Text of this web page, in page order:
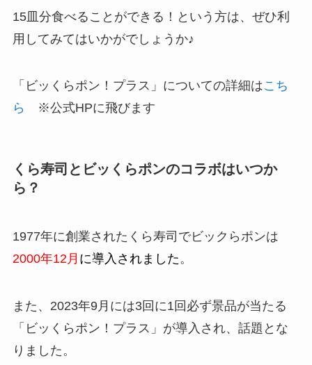
15皿分食べることができる！という方は、ぜひ利
用してみてはいかがでしょうか♪
「ビッくらポン！プラス」についての詳細はこち
ら
※公式HPに飛びます
くら寿司とビッくらポンのコラボはいつか
ら？
1977年に創業されたくら寿司でビックらポンは
2000年12月 に導入されました 。
また、2023年9月には3回に1回必ず景品が当たる
「ビッくらポン！プラス」が導入され、話題とな
りました。